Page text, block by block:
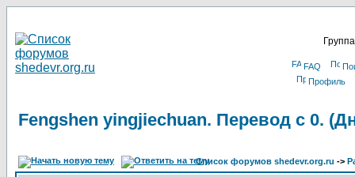
FAQ
Профиль
Fengshen yingjiechuan. Перевод с 0.
Список форумов shedevr.org.ru ->